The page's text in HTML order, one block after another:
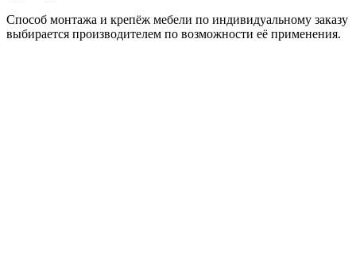
Способ монтажа и крепёж мебели по индивидуальному заказу
выбирается производителем по возможности её применения.